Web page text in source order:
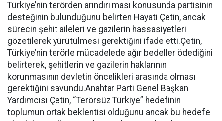
Türkiye’nin terörden arındırılması konusunda partisinin
desteğinin bulunduğunu belirten Hayati Çetin, ancak
sürecin şehit aileleri ve gazilerin hassasiyetleri
gözetilerek yürütülmesi gerektiğini ifade etti.Çetin,
Türkiye’nin terörle mücadelede ağır bedeller ödediğini
belirterek, şehitlerin ve gazilerin haklarının
korunmasının devletin öncelikleri arasında olması
gerektiğini savundu.Anahtar Parti Genel Başkan
Yardımcısı Çetin, “Terörsüz Türkiye” hedefinin
toplumun ortak beklentisi olduğunu ancak bu hedefe